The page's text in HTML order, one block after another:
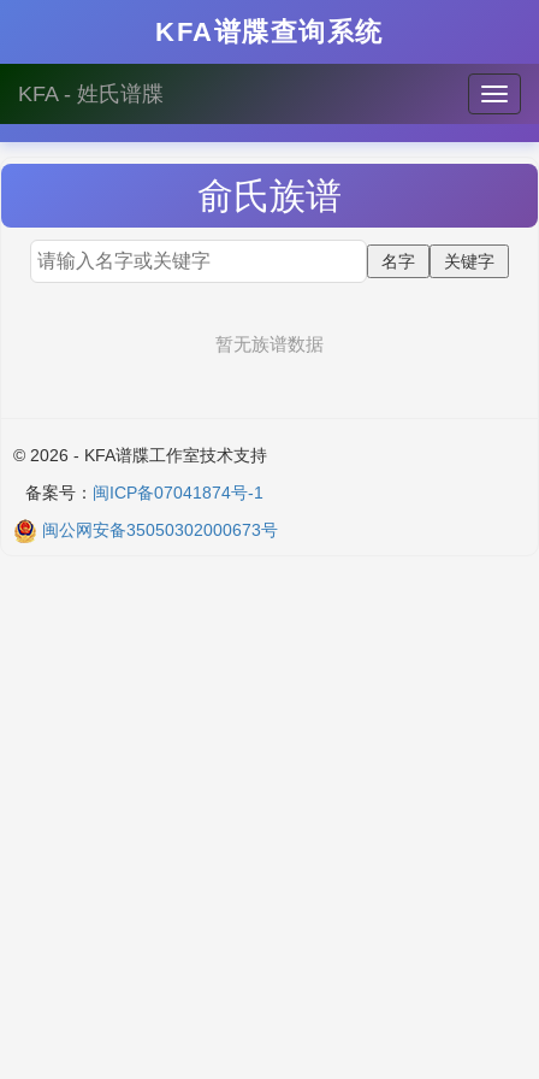
KFA谱牒查询系统
KFA - 姓氏谱牒
俞氏族谱
暂无族谱数据
© 2026 - KFA谱牒工作室技术支持
备案号： 闽ICP备07041874号-1
闽公网安备35050302000673号